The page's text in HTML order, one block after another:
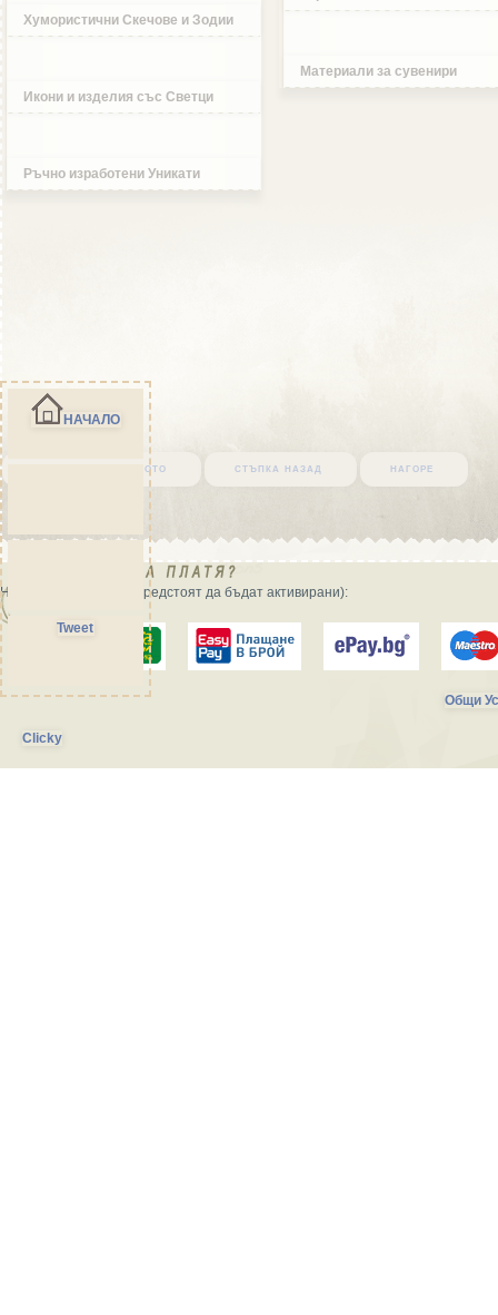
Хумористични Скечове и Зодии
Икони и изделия със Светци
Ръчно изработени Уникати
Материали за сувенири
върни се в началото стъпка назад нагоре
Начини на плащане (предстоят да бъдат активирани):
Общи
Clicky
НАЧАЛО
Tweet